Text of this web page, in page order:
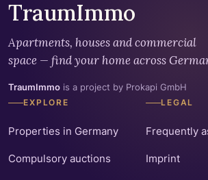
TraumImmo
Apartments, houses and commercial
space — find your home across
TraumImmo is a project by Prokapi GmbH
EXPLORE
Properties in Germany
Compulsory auctions
LEGAL
Frequently
Imprint